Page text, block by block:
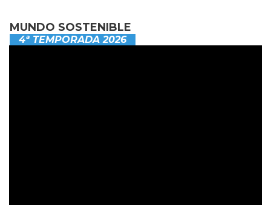
MUNDO SOSTENIBLE
4ª TEMPORADA 2026